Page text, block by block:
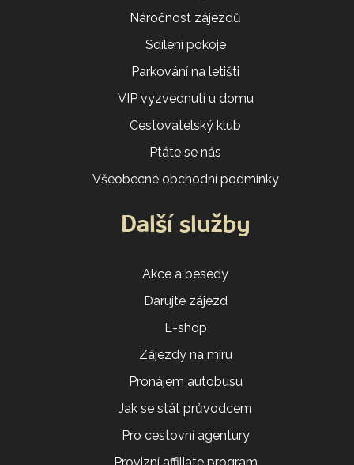
Náročnost zájezdů
Sdílení pokoje
Parkování na letišti
VIP vyzvednutí u domu
Cestovatelský klub
Ptáte se nás
Všeobecné obchodní podmínky
Další služby
Akce a besedy
Darujte zájezd
E-shop
Zájezdy na míru
Pronájem autobusu
Jak se stát průvodcem
Pro cestovní agentury